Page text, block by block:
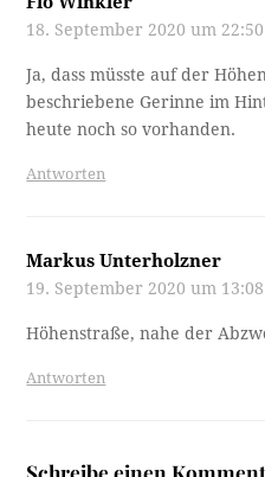
18. September 2020 um
Ja, dass müsste auf der
beschriebene Gerinne im
heute noch so vorhanden.
Antworten
Markus Unterholzner
19. September 2020 um
Höhenstraße, nahe der
Antworten
Schreibe einen